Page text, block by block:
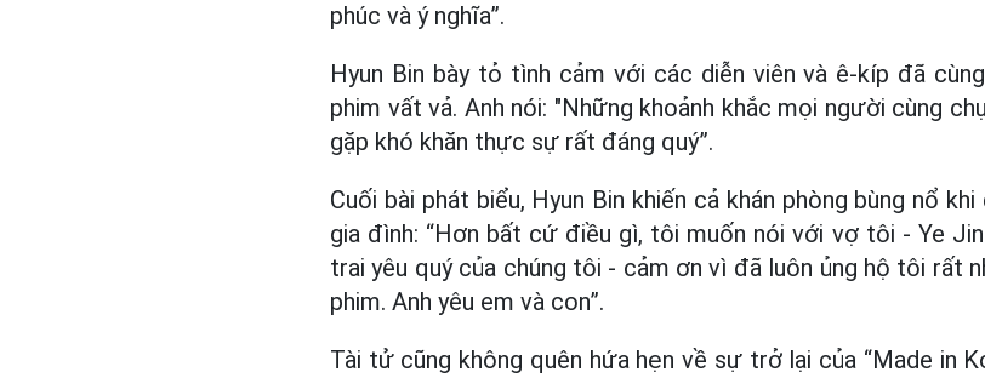
phúc và ý nghĩa”.
Hyun Bin bày tỏ tình cảm với các diễn viên và ê-kíp đã
phim vất vả. Anh nói: "Những khoảnh khắc mọi người cùng
gặp khó khăn thực sự rất đáng quý”.
Cuối bài phát biểu, Hyun Bin khiến cả khán phòng bùng nổ
gia đình: “Hơn bất cứ điều gì, tôi muốn nói với vợ tôi - Ye
trai yêu quý của chúng tôi - cảm ơn vì đã luôn ủng hộ tôi rất
phim. Anh yêu em và con”.
Tài tử cũng không quên hứa hẹn về sự trở lại của “Made in